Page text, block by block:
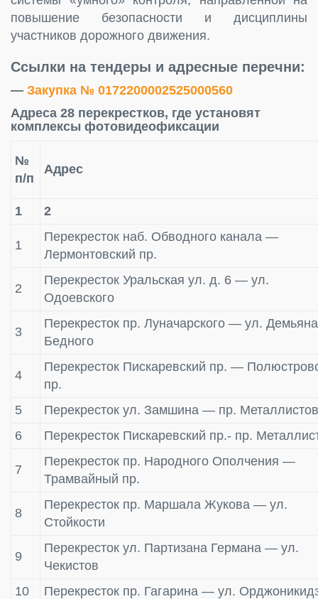
повышение безопасности и дисциплины
участников дорожного движения.
Ссылки на тендеры и адресные перечни:
— Закупка № 0172200002525000560
Адреса 28 перекрестков, где установят
комплексы фотовидеофиксации
№
п/п
Адрес
1 2
1
Перекресток наб. Обводного канала —
Лермонтовский пр.
2
Перекресток Уральская ул. д. 6 — ул.
Одоевского
3
Перекресток пр. Луначарского — ул. Демьяна
Бедного
4
Перекресток Пискаревский пр. —
пр.
5
Перекресток ул. Замшина — пр. Металлистов
6
Перекресток Пискаревский пр.- пр.
7
Перекресток пр. Народного Ополчения —
Трамвайный пр.
8
Перекресток пр. Маршала Жукова — ул.
Стойкости
9
Перекресток ул. Партизана Германа — ул.
Чекистов
10
Перекресток пр. Гагарина — ул.